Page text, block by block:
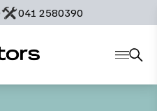
‭041 2580390‬